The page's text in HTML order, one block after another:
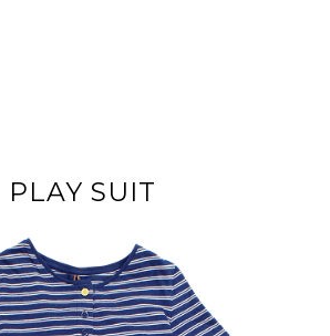
PLAY SUIT